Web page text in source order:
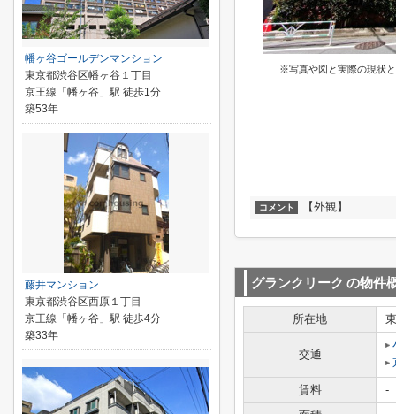
※写真や図と実際の現状
コメント 【外観】
グランクリーク の物件
所在地
交通
賃料
-
幡ヶ谷ゴールデンマンション
東京都渋谷区幡ヶ谷１丁目
京王線「幡ヶ谷」駅 徒歩1分
築53年
藤井マンション
東京都渋谷区西原１丁目
京王線「幡ヶ谷」駅 徒歩4分
築33年